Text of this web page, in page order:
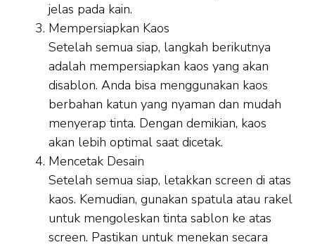
jelas pada kain.
Mempersiapkan Kaos
Setelah semua siap, langkah berikutnya
adalah mempersiapkan kaos yang akan
disablon. Anda bisa menggunakan kaos
berbahan katun yang nyaman dan mudah
menyerap tinta. Dengan demikian, kaos
akan lebih optimal saat dicetak.
Mencetak Desain
Setelah semua siap, letakkan screen di atas
kaos. Kemudian, gunakan spatula atau rakel
untuk mengoleskan tinta sablon ke atas
screen. Pastikan untuk menekan secara